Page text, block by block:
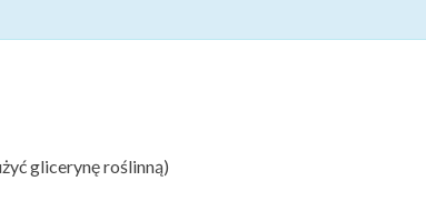
glicerynę roślinną)